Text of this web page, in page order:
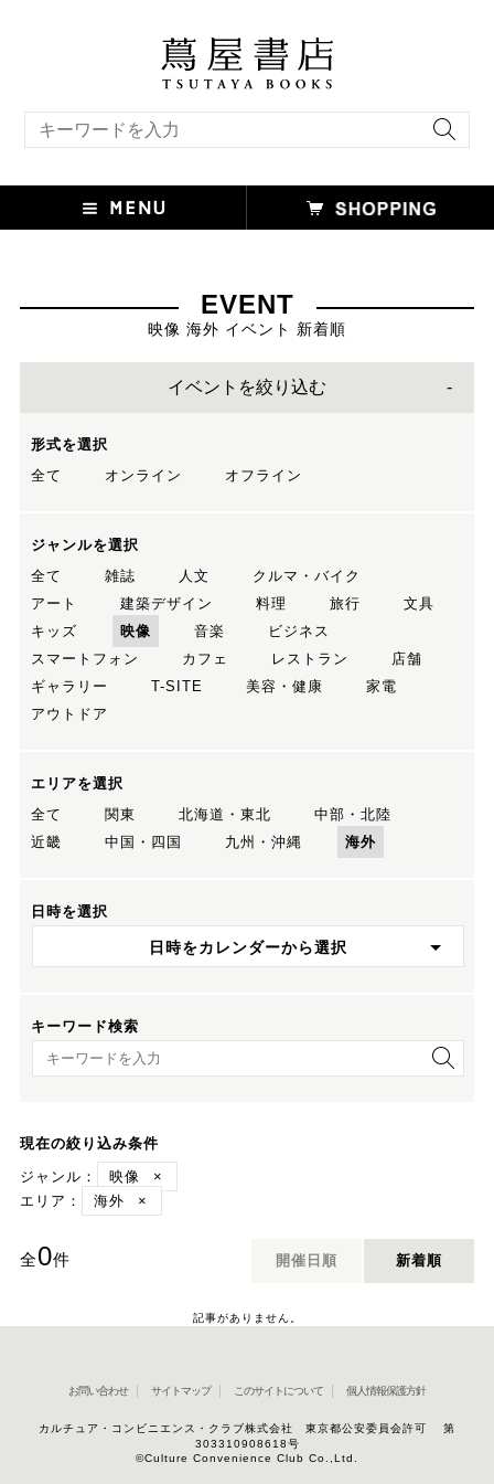
EVENT
映像 海外 イベント 新着順
イベントを絞り込む
形式を選択
全て
オンライン オフライン
ジャンルを選択
全て
雑誌 人文
クルマ・バイク
アート
建築デザイン 料理 旅行
文具
キッズ
映像 音楽
ビジネス
スマートフォン
カフェ レストラン
店舗
ギャラリー
T-SITE 美容・健康
家電
アウトドア
エリアを選択
全て
関東 北海道・東北
中部・北陸
近畿
中国・四国 九州・沖縄 海外
日時を選択
日時をカレンダーから選択
キーワード検索
キーワード検索
現在の絞り込み条件
ジャンル：
映像
×
エリア：
海外 ×
全0件 開催日順 新着順
記事がありません。
お問い合わせ サイトマップ このサイトについて 個人情報保護方針
カルチュア・コンビニエンス・クラブ株式会社 東京都公安委員会許可 第
303310908618号
©Culture Convenience Club Co.,Ltd.